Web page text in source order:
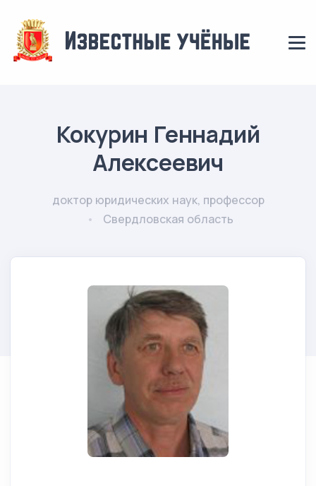
Кокурин Геннадий
Алексеевич
доктор юридических наук, профессор
Свердловская область